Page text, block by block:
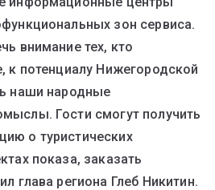
зон сервиса.
внимание тех, кто
к потенциалу Нижегородской
наши народные
Гости смогут получить
о туристических
показа, заказать
глава региона Глеб Никитин.